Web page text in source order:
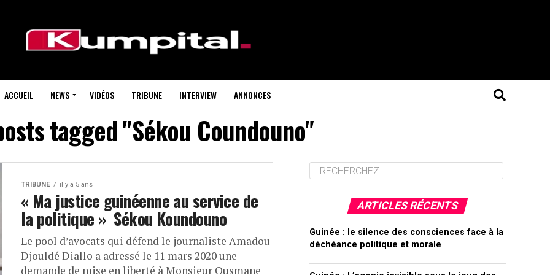
ACCUEIL NEWS VIDÉOS TRIBUNE INTERVIEW ANNONCES
tagged "Sékou Coundouno"
TRIBUNE il y a 5 ans
« Ma justice guinéenne au service de
la politique » Sékou Koundouno
Le pool d’avocats qui défend le journaliste Amadou
Djouldé Diallo a adressé le 11 mars 2020 une
demande de mise en liberté à Monsieur Ousmane
ARTICLES RÉCENTS
Guinée : le silence des consciences face à la
déchéance politique et morale